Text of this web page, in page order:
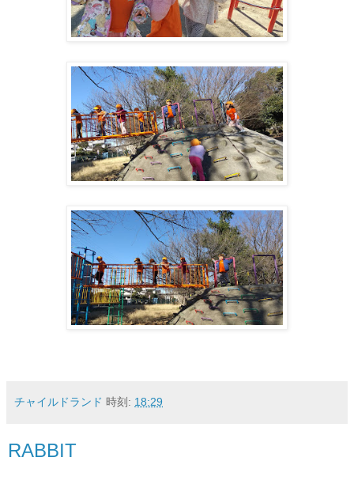
チャイルドランド 時刻: 18:29
RABBIT